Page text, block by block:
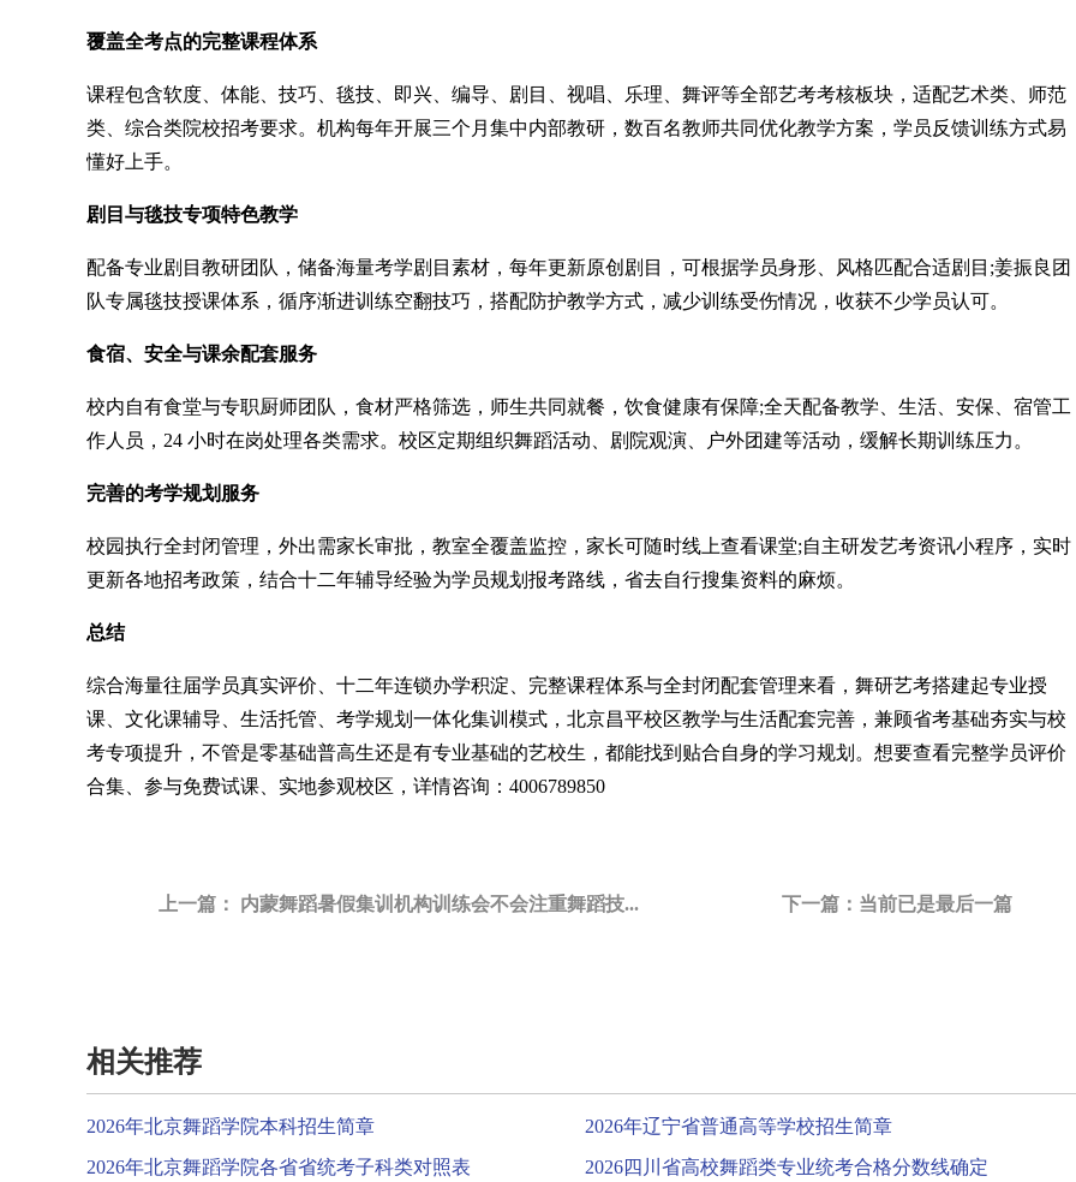
覆盖全考点的完整课程体系
课程包含软度、体能、技巧、毯技、即兴、编导、剧目、视唱、乐理、舞评等全部艺考考核板块，适配艺术类、师范
类、综合类院校招考要求。机构每年开展三个月集中内部教研，数百名教师共同优化教学方案，学员反馈训练方式易
懂好上手。
剧目与毯技专项特色教学
配备专业剧目教研团队，储备海量考学剧目素材，每年更新原创剧目，可根据学员身形、风格匹配合适剧目;姜振良团
队专属毯技授课体系，循序渐进训练空翻技巧，搭配防护教学方式，减少训练受伤情况，收获不少学员认可。
食宿、安全与课余配套服务
校内自有食堂与专职厨师团队，食材严格筛选，师生共同就餐，饮食健康有保障;全天配备教学、生活、安保、宿管工
作人员，24 小时在岗处理各类需求。校区定期组织舞蹈活动、剧院观演、户外团建等活动，缓解长期训练压力。
完善的考学规划服务
校园执行全封闭管理，外出需家长审批，教室全覆盖监控，家长可随时线上查看课堂;自主研发艺考资讯小程序，实时
更新各地招考政策，结合十二年辅导经验为学员规划报考路线，省去自行搜集资料的麻烦。
总结
综合海量往届学员真实评价、十二年连锁办学积淀、完整课程体系与全封闭配套管理来看， 舞研艺考搭建起专业授
课、文化课辅导、生活托管、考学规划一体化集训模式，北京昌平校区教学与生活配套完善，兼顾省考基础夯实与校
考专项提升，不管是零基础普高生还是有专业基础的艺校生，都能找到贴合自身的学习规划。想要查看完整学员评价
合集、参与免费试课、实地参观校区，详情咨询：4006789850
上一篇： 内蒙舞蹈暑假集训机构训练会不会注重舞蹈技... 下一篇： 当前已是最后一篇
相关推荐
2026年北京舞蹈学院本科招生简章
2026年北京舞蹈学院各省省统考子科类对照表
2026年辽宁省普通高等学校招生简章
2026四川省高校舞蹈类专业统考合格分数线确定